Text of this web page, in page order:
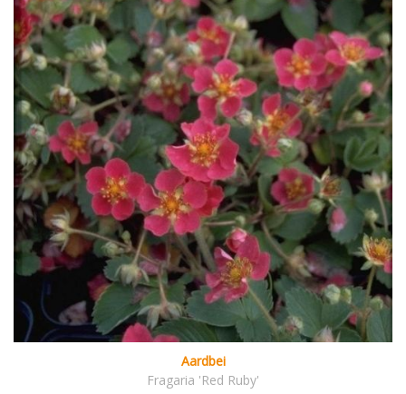
Aardbei
Fragaria 'Red Ruby'